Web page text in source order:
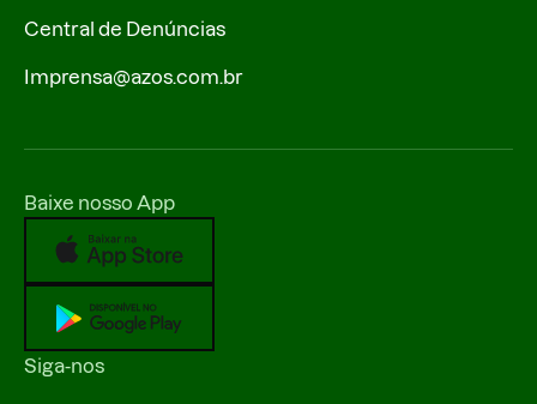
Central de Denúncias
Imprensa@azos.com.br
Baixe nosso App
Siga-nos